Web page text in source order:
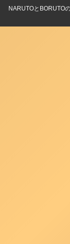
NARUTOとBORUTO